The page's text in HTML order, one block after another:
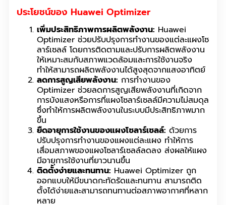
ประโยชน์ของ Huawei Optimizer
เพิ่มประสิทธิภาพการผลิตพลังงาน: Huawei
Optimizer ช่วยปรับปรุงการทำงานของแต่ละแผงโซ
ลาร์เซลล์ โดยการติดตามและปรับการผลิตพลังงาน
ให้เหมาะสมกับสภาพแวดล้อมและการใช้งานจริง
ทำให้สามารถผลิตพลังงานได้สูงสุดจากแสงอาทิตย์
ลดการสูญเสียพลังงาน: การทำงานของ
Optimizer ช่วยลดการสูญเสียพลังงานที่เกิดจาก
การบังแสงหรือการที่แผงโซลาร์เซลล์มีความไม่สมดุล
ซึ่งทำให้การผลิตพลังงานในระบบมีประสิทธิภาพมาก
ขึ้น
ยืดอายุการใช้งานของแผงโซลาร์เซลล์: ด้วยการ
ปรับปรุงการทำงานของแผงแต่ละแผง ทำให้การ
เสื่อมสภาพของแผงโซลาร์เซลล์ลดลง ส่งผลให้แผง
มีอายุการใช้งานที่ยาวนานขึ้น
ติดตั้งง่ายและทนทาน: Huawei Optimizer ถูก
ออกแบบให้มีขนาดกะทัดรัดและทนทาน สามารถติด
ตั้งได้ง่ายและสามารถทนทานต่อสภาพอากาศที่หลาก
หลาย